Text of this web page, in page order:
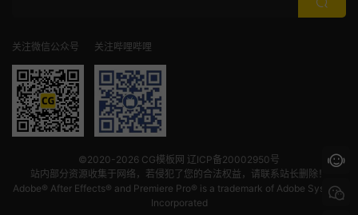
关注微信公众号 关注哔哩哔哩
©2020-2026 CG模板网 辽ICP备20002950号
站内部分资源收集于网络，若侵犯了您的合法权益，请联系站长删除！
Adobe® After Effects® and Premiere Pro® is a trademark of Adobe Systems
Incorporated